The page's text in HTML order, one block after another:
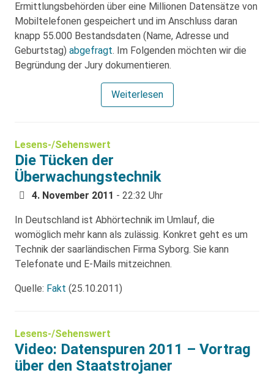
Ermittlungsbehörden über eine Millionen Datensätze von
Mobiltelefonen gespeichert und im Anschluss daran
knapp 55.000 Bestandsdaten (Name, Adresse und
Geburtstag) abgefragt. Im Folgenden möchten wir die
Begründung der Jury dokumentieren.
Weiterlesen
Lesens-/Sehenswert
Die Tücken der
Überwachungstechnik
4. November 2011 - 22:32 Uhr
In Deutschland ist Abhörtechnik im Umlauf, die
womöglich mehr kann als zulässig. Konkret geht es um
Technik der saarländischen Firma Syborg. Sie kann
Telefonate und E-Mails mitzeichnen.
Quelle: Fakt (25.10.2011)
Lesens-/Sehenswert
Video: Datenspuren 2011 – Vortrag
über den Staatstrojaner